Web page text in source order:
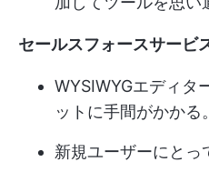
セールスフォースサービ
WYSIWYGエディタ
ットに手間がかかる。
新規ユーザーにとっ